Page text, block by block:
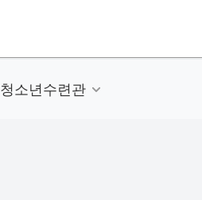
청소년수련관